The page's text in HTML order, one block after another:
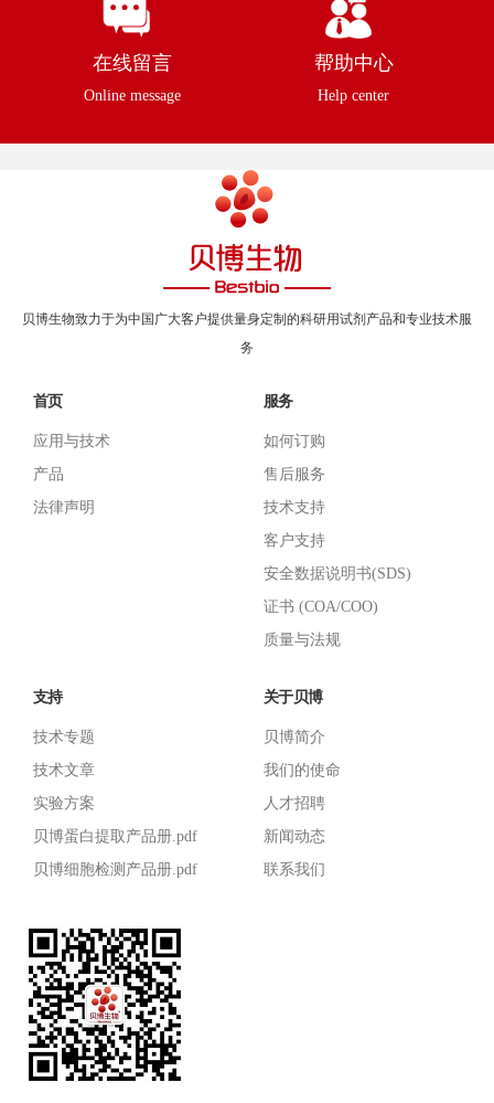
在线留言
Online message
帮助中心
Help center
贝博生物致力于为中国广大客户提供量身定制的科研用试剂产品和专业技术服
务
首页
应用与技术
产品
法律声明
服务
如何订购
售后服务
技术支持
客户支持
安全数据说明书(SDS)
证书 (COA/COO)
质量与法规
支持
技术专题
技术文章
实验方案
贝博蛋白提取产品册.pdf
贝博细胞检测产品册.pdf
关于贝博
贝博简介
我们的使命
人才招聘
新闻动态
联系我们